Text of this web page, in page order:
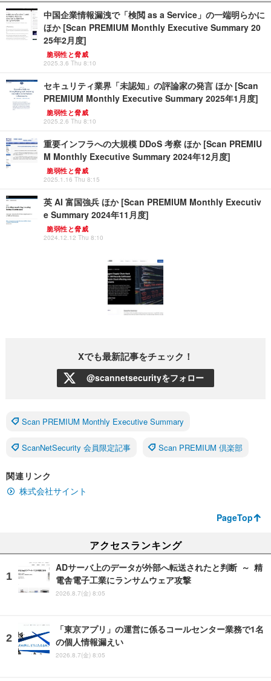
中国企業情報漏洩で「検閲 as a Service」の一端明らかに
ほか [Scan PREMIUM Monthly Executive Summary 20
25年2月度]
脆弱性と脅威
2025.3.6 Thu 8:10
セキュリティ業界「未認知」の評論家の発言 ほか [Scan
PREMIUM Monthly Executive Summary 2025年1月度]
脆弱性と脅威
2025.2.6 Thu 8:10
重要インフラへの大規模 DDoS 考察 ほか [Scan PREMIU
M Monthly Executive Summary 2024年12月度]
脆弱性と脅威
2025.1.16 Thu 8:15
英 AI 富国強兵 ほか [Scan PREMIUM Monthly Executiv
e Summary 2024年11月度]
脆弱性と脅威
2024.12.12 Thu 8:10
Xでも最新記事をチェック！
@scannetsecurityをフォロー
Scan PREMIUM Monthly Executive Summary
ScanNetSecurity 会員限定記事 Scan PREMIUM 倶楽部
関連リンク
株式会社サイント
PageTop
アクセスランキング
ADサーバ上のデータが外部へ転送されたと判断 ～ 精
電舎電子工業にランサムウェア攻撃
2026.8.7(金) 8:05
「東京アプリ」の運営に係るコールセンター業務で1名
の個人情報漏えい
2026.8.7(金) 8:05